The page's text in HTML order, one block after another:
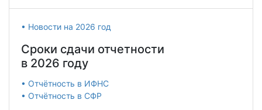
• Новости на 2026 год
Сроки сдачи отчетности
в 2026 году
• Отчётность в ИФНС
• Отчётность в СФР